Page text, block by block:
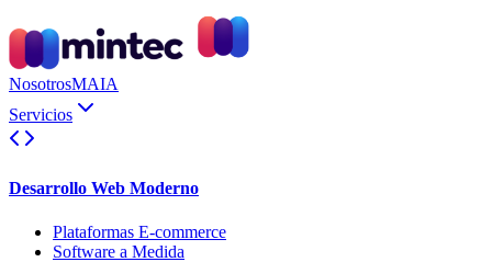
NosotrosMAIA
Servicios
Desarrollo Web Moderno
Plataformas E-commerce
Software a Medida